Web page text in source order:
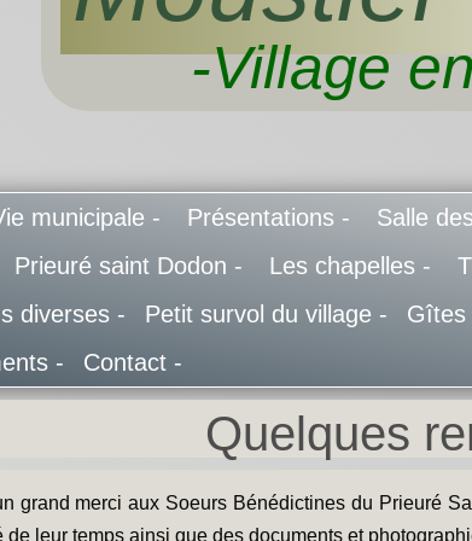
-Village
municipale - Présentations - Salle
Prieuré saint Dodon - Les chapelles -
diverses -
Petit survol du village - Gîtes
-
Contact -
Quelques
grand merci aux Soeurs Bénédictines du Prieuré
de leur temps ainsi que des documents et